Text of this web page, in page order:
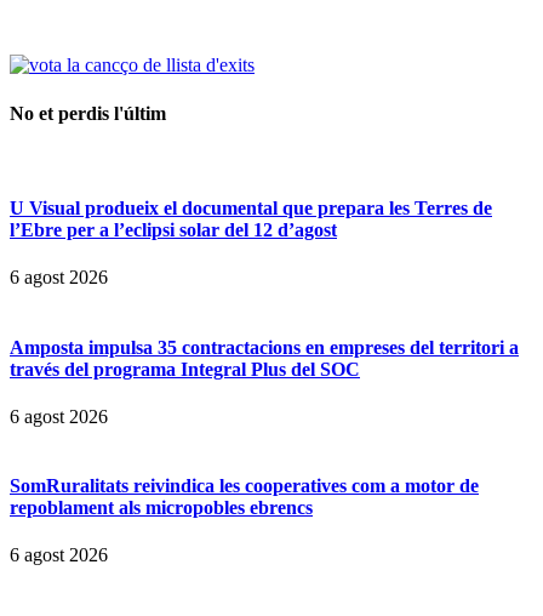
No et perdis l'últim
U Visual produeix el documental que prepara les Terres de
l’Ebre per a l’eclipsi solar del 12 d’agost
6 agost 2026
Amposta impulsa 35 contractacions en empreses del territori a
través del programa Integral Plus del SOC
6 agost 2026
SomRuralitats reivindica les cooperatives com a motor de
repoblament als micropobles ebrencs
6 agost 2026